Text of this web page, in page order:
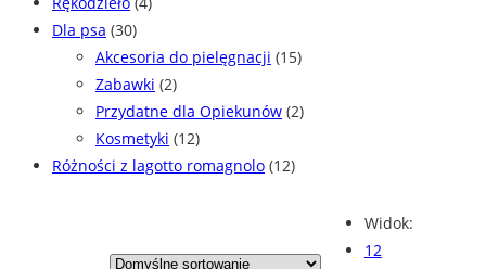
Widok:
12
Dla psa (30)
Akcesoria do pielęgnacji (15)
Zabawki (2)
Przydatne dla Opiekunów (2)
Kosmetyki (12)
Różności z lagotto romagnolo (12)